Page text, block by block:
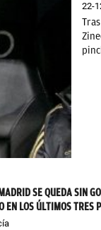
22-
SE QUEDA SIN
EN LOS ÚLTIMOS TRES